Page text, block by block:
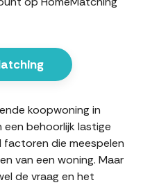
koopwoning in
behoorlijk lastige
factoren die meespelen
van een woning. Maar
de vraag en het